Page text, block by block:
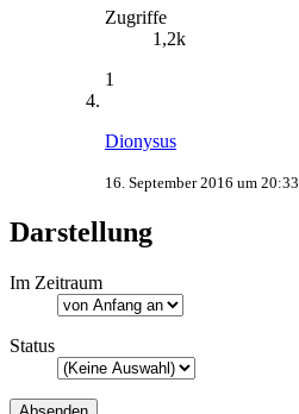
Zugriffe
1,2k
1
Dionysus
16. September 2016 um 20:33
Darstellung
Im Zeitraum
Status